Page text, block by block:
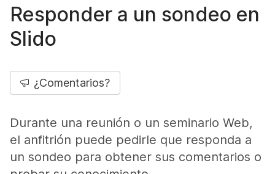
Responder a un sondeo en
Slido
¿Comentarios?
Durante una reunión o un seminario Web,
el anfitrión puede pedirle que responda a
un sondeo para obtener sus comentarios o